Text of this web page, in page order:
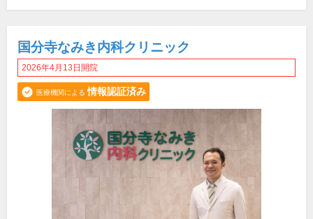
国分寺なみき内科クリニック
2026年4月13日開院
医療機関による 情報認証済み